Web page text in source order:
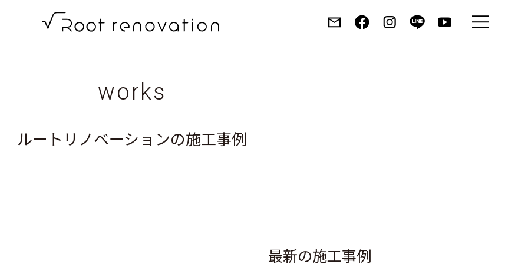
リ
Toggle
works
ルートリノベーションの施工事例
最新の施工事例